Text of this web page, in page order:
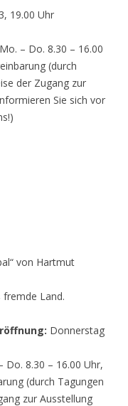
19.00 Uhr
– Do. 8.30 – 16.00
(durch
der Zugang zur
Sie sich vor
von Hartmut
fremde Land.
Donnerstag
Do. 8.30 – 16.00 Uhr,
(durch Tagungen
zur Ausstellung